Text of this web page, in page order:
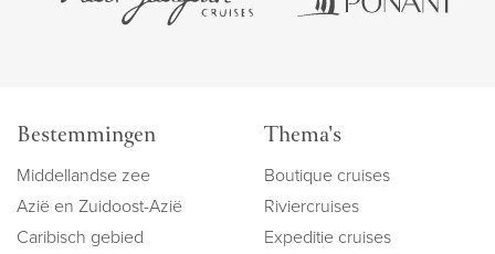
Bestemmingen
Middellandse zee
Azië en Zuidoost-Azië
Caribisch gebied
Thema's
Boutique cruises
Riviercruises
Expeditie cruises